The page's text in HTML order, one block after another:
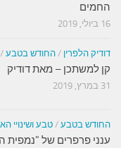
החמים
16 ביולי, 2019
דודיק הלפרין / החודש בטבע /
קן למשתכן – מאת דודיק
31 במרץ, 2019
החודש בטבע /טבע ושינויי
ענני פרפרים של "נמפית